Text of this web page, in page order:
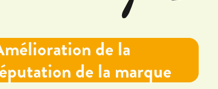
de la
de la marque